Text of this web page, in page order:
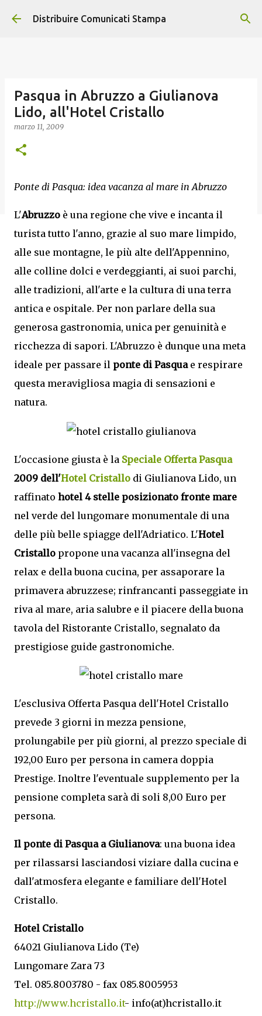
Passa ai contenuti principali
Distribuire Comunicati Stampa
Pasqua in Abruzzo a Giulianova
Lido, all'Hotel Cristallo
marzo 11, 2009
Ponte di Pasqua: idea vacanza al mare in Abruzzo
L'Abruzzo è una regione che vive e incanta il
turista tutto l'anno, grazie al suo mare limpido,
alle sue montagne, le più alte dell'Appennino,
alle colline dolci e verdeggianti, ai suoi parchi,
alle tradizioni, all'arte e la cultura di una terra
antica e ospitale. Per non parlare della sua
generosa gastronomia, unica per genuinità e
ricchezza di sapori. L'Abruzzo è dunque una meta
ideale per passare il ponte di Pasquae respirare
questa meravigliosa magia di sensazioni e
natura.
L'occasione giusta è la Speciale Offerta Pasqua
2009 dell'Hotel Cristallo di Giulianova Lido, un
raffinato hotel 4 stelle posizionato fronte mare
nel verde del lungomare monumentale di una
delle più belle spiagge dell'Adriatico. L'Hotel
Cristallo propone una vacanza all'insegna del
relax e della buona cucina, per assaporare la
primavera abruzzese; rinfrancanti passeggiate in
riva al mare, aria salubre e il piacere della buona
tavola del Ristorante Cristallo, segnalato da
prestigiose guide gastronomiche.
L'esclusiva Offerta Pasqua dell'Hotel Cristallo
prevede 3 giorni in mezza pensione,
prolungabile per più giorni, al prezzo speciale di
192,00 Euro per persona in camera doppia
Prestige. Inoltre l'eventuale supplemento per la
pensione completa sarà di soli 8,00 Euro per
persona.
Il ponte di Pasqua a Giulianova: una buona idea
per rilassarsi lasciandosi viziare dalla cucina e
dall'atmosfera elegante e familiare dell'Hotel
Cristallo.
Hotel Cristallo
64021 Giulianova Lido (Te)
Lungomare Zara 73
Tel. 085.8003780 - fax 085.8005953
http://www.hcristallo.it- info(at)hcristallo.it